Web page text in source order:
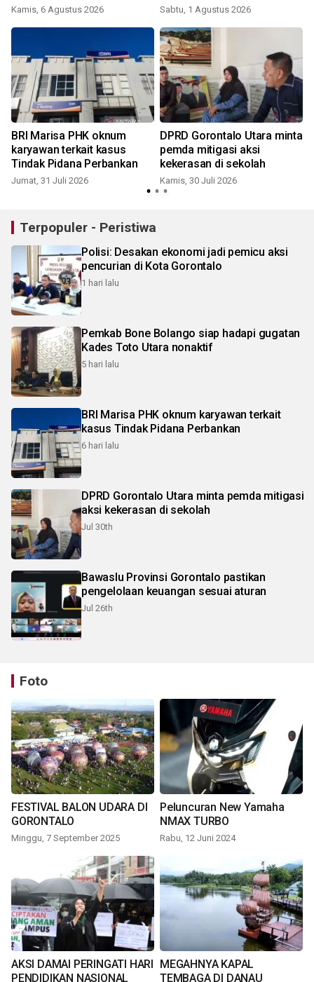
Kamis, 6 Agustus 2026 Sabtu, 1 Agustus 2026
BRI Marisa PHK oknum
karyawan terkait kasus
Tindak Pidana Perbankan
Jumat, 31 Juli 2026
DPRD Gorontalo Utara minta
pemda mitigasi aksi
kekerasan di sekolah
Kamis, 30 Juli 2026
Terpopuler - Peristiwa
Polisi: Desakan ekonomi jadi pemicu aksi
pencurian di Kota Gorontalo
1 hari lalu
Pemkab Bone Bolango siap hadapi gugatan
Kades Toto Utara nonaktif
5 hari lalu
BRI Marisa PHK oknum karyawan terkait
kasus Tindak Pidana Perbankan
6 hari lalu
DPRD Gorontalo Utara minta pemda mitigasi
aksi kekerasan di sekolah
Jul 30th
Bawaslu Provinsi Gorontalo pastikan
pengelolaan keuangan sesuai aturan
Jul 26th
Foto
FESTIVAL BALON UDARA DI
GORONTALO
Minggu, 7 September 2025
Peluncuran New Yamaha
NMAX TURBO
Rabu, 12 Juni 2024
AKSI DAMAI PERINGATI HARI
PENDIDIKAN NASIONAL
MEGAHNYA KAPAL
TEMBAGA DI DANAU